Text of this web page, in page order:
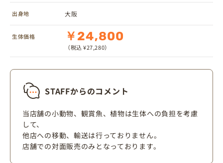
出身地 大阪
生体価格 ￥24,800
（税込 ¥27,280）
STAFFからのコメント
当店舗の小動物、観賞魚、植物は生体への負担を考慮
して、
他店への移動、輸送は行っておりません。
店舗での対面販売のみとなっております。